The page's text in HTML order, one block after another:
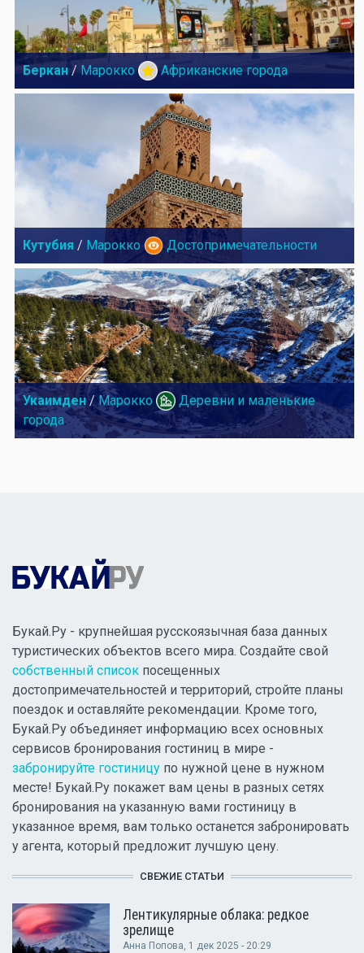
Беркан / Марокко Африканские города
Кутубия / Марокко Достопримечательности
Укаимден/ Марокко
Деревни и маленькие
города
Букай.Ру - крупнейшая русскоязычная база данных
туристических объектов всего мира. Создайте свой
собственный список посещенных
достопримечательностей и территорий, стройте планы
поездок и оставляйте рекомендации. Кроме того,
Букай.Ру объединяет информацию всех основных
сервисов бронирования гостиниц в мире -
забронируйте гостиницу по нужной цене в нужном
месте! Букай.Ру покажет вам цены в разных сетях
бронирования на указанную вами гостиницу в
указанное время, вам только останется забронировать
у агента, который предложит лучшую цену.
СВЕЖИЕ СТАТЬИ
Лентикулярные облака: редкое
зрелище
Анна Попова, 1 дек 2025 - 20:29